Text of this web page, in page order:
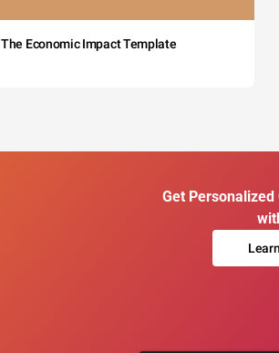
The Economic Impact Template
Get